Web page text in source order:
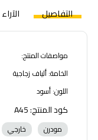
التفاصيل الآراء
مواصفات المنتج:
الخامة: ألياف زجاجية
اللون: أسود
كود المنتج: A45
مودرن خارجي